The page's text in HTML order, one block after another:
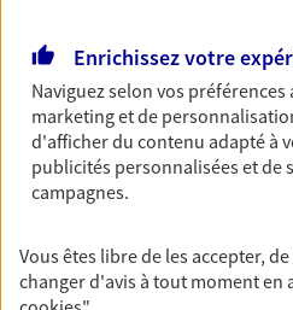
Préparez sereinement ce
votre vie avec les conseils
notre solution PER (Plan
spécialement conçue pour
Couvrez vos dépenses de
votre famille avec la
Enrichissez votre
Naviguez selon vos préférences
marketing et de
d'afficher du contenu adapté à
publicités personnalisées et de
campagnes.
Vous êtes libre de les accepter,
changer d'avis à tout moment en